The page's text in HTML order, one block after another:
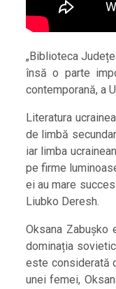
„Biblioteca
însă o parte
contemporană, a
Literatura
de limbă
iar limba
pe firme
ei au mare
Liubko Deresh.
Oksana
dominația
este considerată
unei femei,